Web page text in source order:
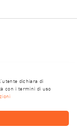
dichiara di
con i termini di uso